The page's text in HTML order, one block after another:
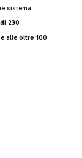
sistema
230
alle oltre 100